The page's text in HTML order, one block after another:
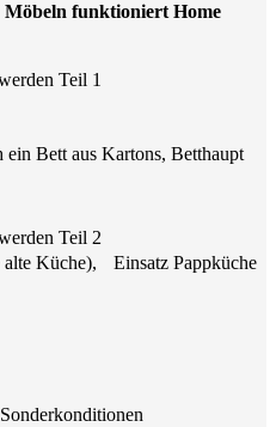
funktioniert Home
Teil 1
Bett aus Kartons, Betthaupt
Teil 2
Küche), Einsatz Pappküche